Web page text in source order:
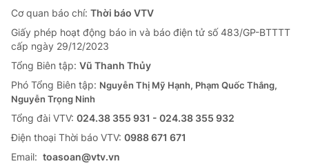
Cơ quan báo chí: Thời báo VTV
Giấy phép hoạt động báo in và báo điện tử số 483/GP-BTTTT
cấp ngày 29/12/2023
Tổng Biên tập: Vũ Thanh Thủy
Phó Tổng Biên tập: Nguyễn Thị Mỹ Hạnh, Phạm Quốc Thắng,
Nguyễn Trọng Ninh
Tổng đài VTV: 024.38 355 931 - 024.38 355 932
Ðiện thoại Thời báo VTV: 0988 671 671
Email: toasoan@vtv.vn